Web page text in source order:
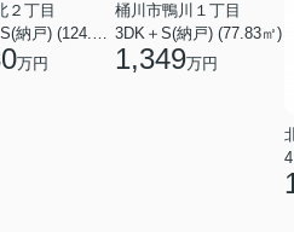
２丁目
4LDK＋S(納戸) (124.84㎡)
万円
桶川市鴨川１丁目
3DK＋S(納戸) (77.83㎡)
1,349万円